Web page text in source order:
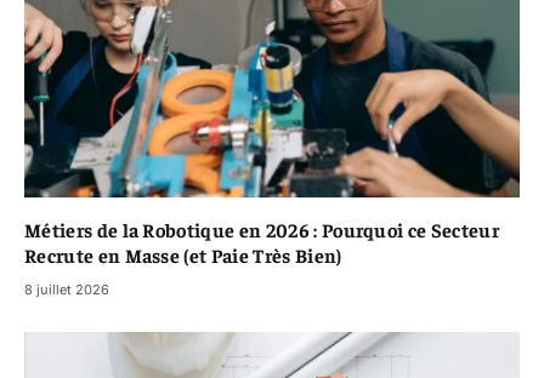
Métiers de la Robotique en 2026 : Pourquoi ce Secteur
Recrute en Masse (et Paie Très Bien)
8 juillet 2026